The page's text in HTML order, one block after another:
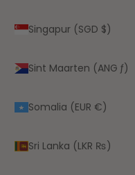
Singapur (SGD $)
Sint Maarten (ANG ƒ)
Somalia (EUR €)
Sri Lanka (LKR ₨)